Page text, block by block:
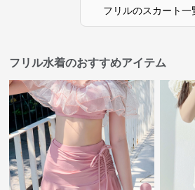
フリルのスカート一
フリル水着のおすすめアイテム